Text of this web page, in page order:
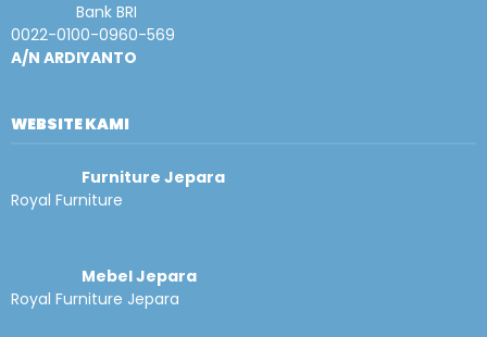
Bank BRI
0022-0100-0960-569
A/N ARDIYANTO
WEBSITE KAMI
Furniture Jepara
Royal Furniture
Mebel Jepara
Royal Furniture Jepara